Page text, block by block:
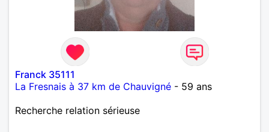
Franck 35111
La Fresnais à 37 km de Chauvigné - 59 ans
Recherche relation sérieuse